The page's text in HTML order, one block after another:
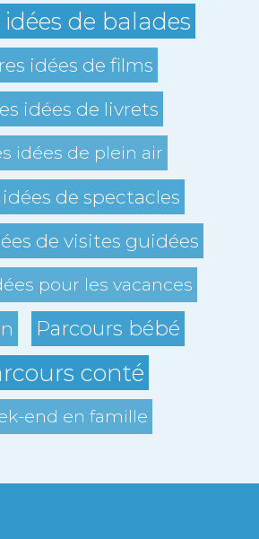
de balades
idées de films
idées de livrets
idées de plein air
de spectacles
de visites guidées
pour les vacances
Parcours bébé
conté
end en famille